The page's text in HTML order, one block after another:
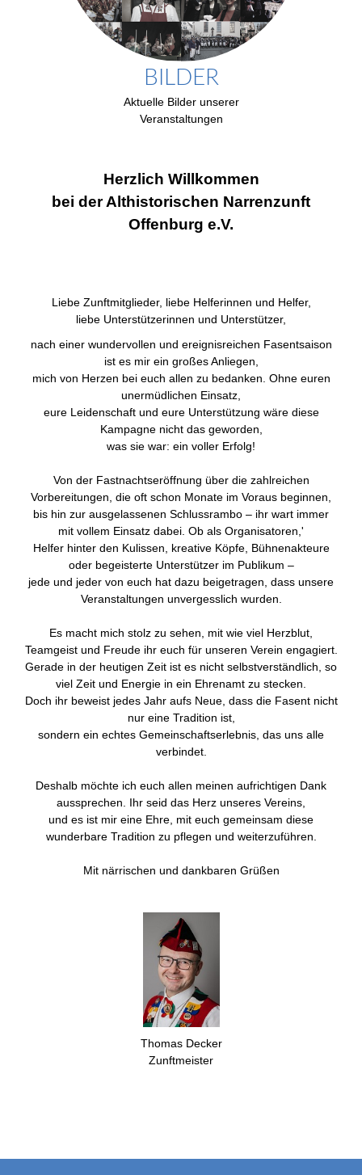
BILDER
Aktuelle Bilder unserer
Veranstaltungen
Herzlich Willkommen
bei der Althistorischen Narrenzunft
Offenburg e.V.
Liebe Zunftmitglieder, liebe Helferinnen und Helfer,
liebe Unterstützerinnen und Unterstützer,
nach einer wundervollen und ereignisreichen Fasentsaison
ist es mir ein großes Anliegen,
mich von Herzen bei euch allen zu bedanken. Ohne euren
unermüdlichen Einsatz,
eure Leidenschaft und eure Unterstützung wäre diese
Kampagne nicht das geworden,
was sie war: ein voller Erfolg!
Von der Fastnachtseröffnung über die zahlreichen
Vorbereitungen, die oft schon Monate im Voraus beginnen,
bis hin zur ausgelassenen Schlussrambo – ihr wart immer
mit vollem Einsatz dabei. Ob als Organisatoren,'
Helfer hinter den Kulissen, kreative Köpfe, Bühnenakteure
oder begeisterte Unterstützer im Publikum –
jede und jeder von euch hat dazu beigetragen, dass unsere
Veranstaltungen unvergesslich wurden.
Es macht mich stolz zu sehen, mit wie viel Herzblut,
Teamgeist und Freude ihr euch für unseren Verein engagiert.
Gerade in der heutigen Zeit ist es nicht selbstverständlich, so
viel Zeit und Energie in ein Ehrenamt zu stecken.
Doch ihr beweist jedes Jahr aufs Neue, dass die Fasent nicht
nur eine Tradition ist,
sondern ein echtes Gemeinschaftserlebnis, das uns alle
verbindet.
Deshalb möchte ich euch allen meinen aufrichtigen Dank
aussprechen. Ihr seid das Herz unseres Vereins,
und es ist mir eine Ehre, mit euch gemeinsam diese
wunderbare Tradition zu pflegen und weiterzuführen.
Mit närrischen und dankbaren Grüßen
Thomas Decker
Zunftmeister